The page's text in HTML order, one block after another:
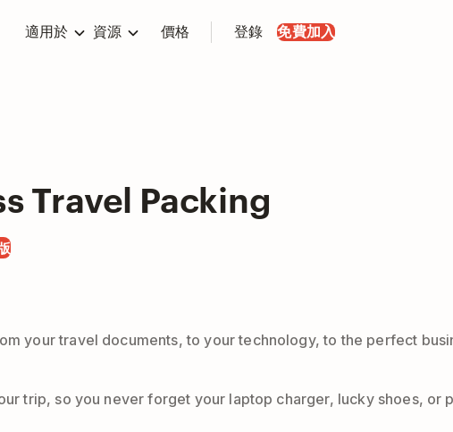
適用於 資源 價格 登錄 免費加入
Travel Packing
your travel documents, to your technology, to the perfect
trip, so you never forget your laptop charger, lucky shoes, or